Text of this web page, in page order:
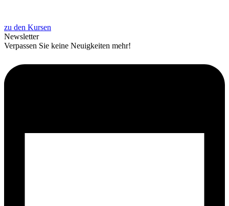
zu den Kursen
News­let­ter
Ver­pas­sen Sie kei­ne Neu­ig­kei­ten mehr!